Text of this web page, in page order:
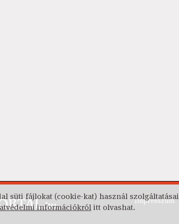
Impresszum
süti fájlokat (cookie-kat) használ szolgáltatásai
információkrólitt olvashat.